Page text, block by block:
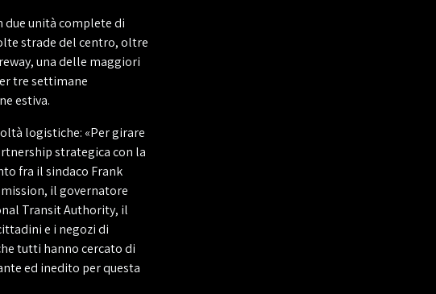
due unità complete di
strade del centro, oltre
una delle maggiori
tre settimane
estiva.
logistiche: «Per girare
strategica con la
fra il sindaco Frank
il governatore
Transit Authority, il
e i negozi di
tutti hanno cercato di
ed inedito per questa